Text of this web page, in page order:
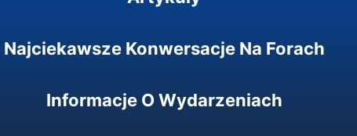
Najciekawsze Konwersacje Na Forach
Informacje O Wydarzeniach